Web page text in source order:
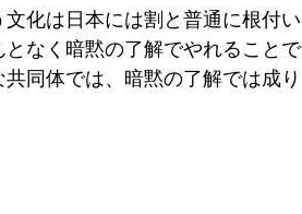
化は日本には割と普通に根付い
なく暗黙の了解でやれることで
同体では、暗黙の了解では成り